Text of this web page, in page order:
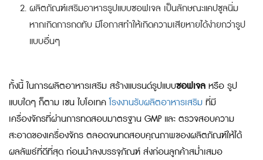
ผลิตภัณฑ์เสริมอาหารรูปแบบซอฟเจล เป็นลักษณะแคปซูลนิ่ม
หากเกิดการกดทับ มีโอกาสทำให้เกิดความเสียหายได้ง่ายกว่ารูป
แบบอื่นๆ
ทั้งนี้ ในการผลิตอาหารเสริม สร้างแบรนด์รูปแบบซอฟเจล หรือ รูป
แบบใดๆ ก็ตาม เซน ไบโอเทคโรงงานรับผลิตอาหารเสริม ที่มี
เครื่องจักรที่ผ่านการทดสอบมาตรฐาน GMP และ ตรวจสอบความ
สะอาดของเครื่องจักร ตลอดจนทดสอบคุณภาพของผลิตภัณฑ์ให้ได้
ผลลัพธ์ที่ดีที่สุด ก่อนนำลงบรรจุภัณฑ์ ส่งก่อนลูกค้าสม่ำเสมอ